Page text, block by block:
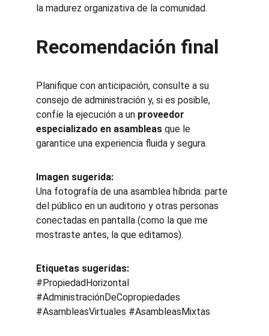
la madurez organizativa de la comunidad.
Recomendación final
Planifique con anticipación, consulte a su
consejo de administración y, si es posible,
confíe la ejecución a un proveedor
especializado en asambleas que le
garantice una experiencia fluida y segura.
Imagen sugerida:
Una fotografía de una asamblea híbrida: parte
del público en un auditorio y otras personas
conectadas en pantalla (como la que me
mostraste antes, la que editamos).
Etiquetas sugeridas:
#PropiedadHorizontal
#AdministraciónDeCopropiedades
#AsambleasVirtuales #AsambleasMixtas